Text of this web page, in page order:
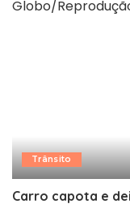
Trânsito
Carro capota e